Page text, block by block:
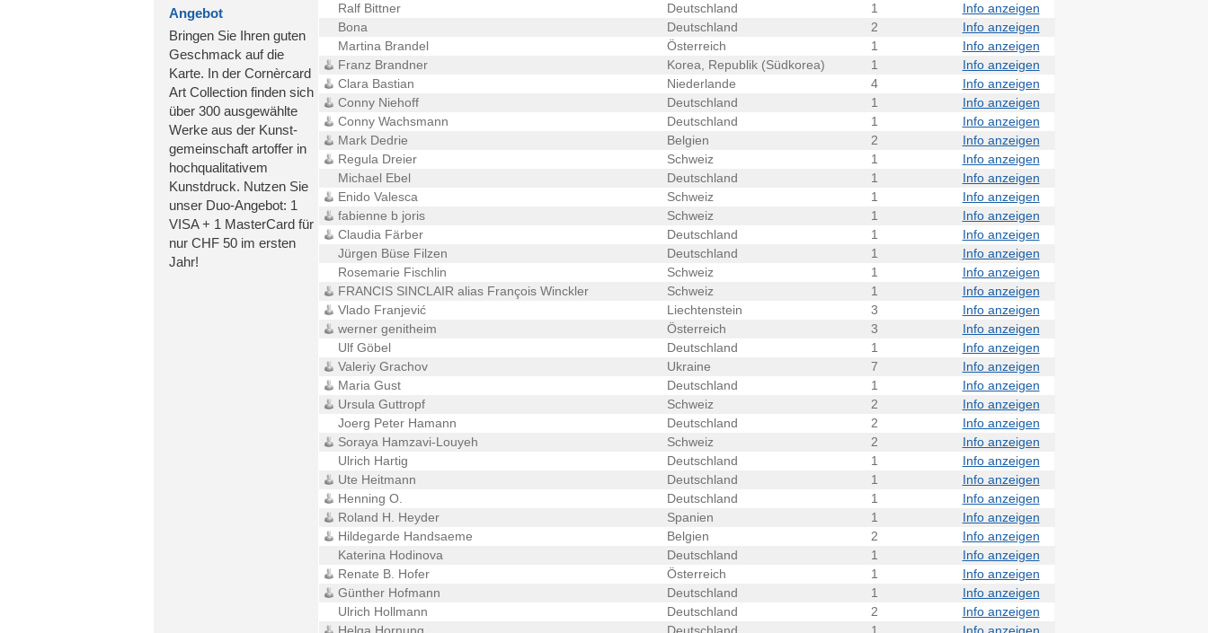
Angebot
Bringen Sie Ihren guten
Geschmack auf die
Karte. In der Cornèrcard
Art Collection finden sich
über 300 ausgewählte
Werke aus der Kunst-
gemeinschaft artoffer in
hochqualitativem
Kunstdruck. Nutzen Sie
unser Duo-Angebot: 1
VISA + 1 MasterCard für
nur CHF 50 im ersten
Jahr!
Ralf Bittner
Deutschland 1
Info anzeigen
Bona
Deutschland 2
Info anzeigen
Martina Brandel
Österreich 1
Info anzeigen
Franz Brandner
Korea, Republik (Südkorea) 1
Info anzeigen
Clara Bastian
Niederlande 4
Info anzeigen
Conny Niehoff
Deutschland 1
Info anzeigen
Conny Wachsmann
Deutschland 1
Info anzeigen
Mark Dedrie
Belgien 2
Info anzeigen
Regula Dreier
Schweiz 1
Info anzeigen
Michael Ebel
Deutschland 1
Info anzeigen
Enido Valesca
Schweiz 1
Info anzeigen
fabienne b joris
Schweiz 1
Info anzeigen
Claudia Färber
Deutschland 1
Info anzeigen
Jürgen Büse Filzen
Deutschland 1
Info anzeigen
Rosemarie Fischlin
Schweiz 1
Info anzeigen
FRANCIS SINCLAIR alias François Winckler
Schweiz 1
Info anzeigen
Vlado Franjević
Liechtenstein 3
Info anzeigen
werner genitheim
Österreich 3
Info anzeigen
Ulf Göbel
Deutschland 1
Info anzeigen
Valeriy Grachov
Ukraine 7
Info anzeigen
Maria Gust
Deutschland 1
Info anzeigen
Ursula Guttropf
Schweiz 2
Info anzeigen
Joerg Peter Hamann
Deutschland 2
Info anzeigen
Soraya Hamzavi-Louyeh
Schweiz 2
Info anzeigen
Ulrich Hartig
Deutschland 1
Info anzeigen
Ute Heitmann
Deutschland 1
Info anzeigen
Henning O.
Deutschland 1
Info anzeigen
Roland H. Heyder
Spanien 1
Info anzeigen
Hildegarde Handsaeme
Belgien 2
Info anzeigen
Katerina Hodinova
Deutschland 1
Info anzeigen
Renate B. Hofer
Österreich 1
Info anzeigen
Günther Hofmann
Deutschland 1
Info anzeigen
Ulrich Hollmann
Deutschland 2
Info anzeigen